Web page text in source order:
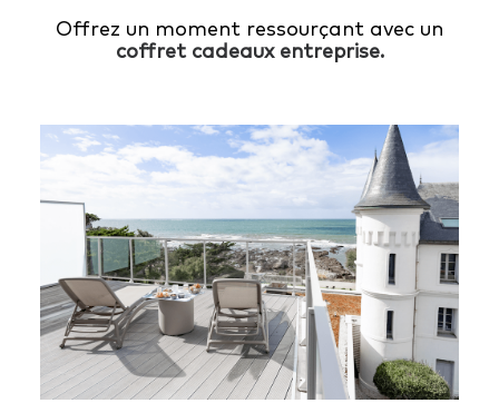
Offrez un moment ressourçant avec un
coffret cadeaux entreprise.